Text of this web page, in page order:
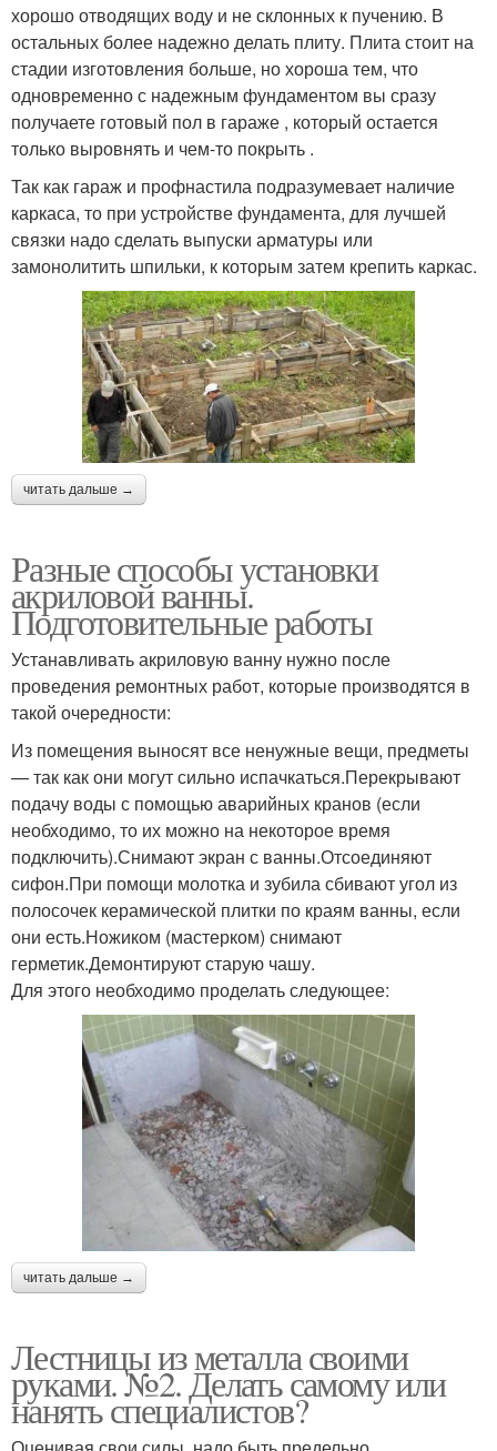
хорошо отводящих воду и не склонных к пучению. В
остальных более надежно делать плиту. Плита стоит на
стадии изготовления больше, но хороша тем, что
одновременно с надежным фундаментом вы сразу
получаете готовый пол в гараже , который остается
только выровнять и чем-то покрыть .
Так как гараж и профнастила подразумевает наличие
каркаса, то при устройстве фундамента, для лучшей
связки надо сделать выпуски арматуры или
замонолитить шпильки, к которым затем крепить каркас.
читать дальше →
Разные способы установки
акриловой ванны.
Подготовительные работы
Устанавливать акриловую ванну нужно после
проведения ремонтных работ, которые производятся в
такой очередности:
Из помещения выносят все ненужные вещи, предметы
— так как они могут сильно испачкаться.Перекрывают
подачу воды с помощью аварийных кранов (если
необходимо, то их можно на некоторое время
подключить).Снимают экран с ванны.Отсоединяют
сифон.При помощи молотка и зубила сбивают угол из
полосочек керамической плитки по краям ванны, если
они есть.Ножиком (мастерком) снимают
герметик.Демонтируют старую чашу.
Для этого необходимо проделать следующее:
читать дальше →
Лестницы из металла своими
руками. №2. Делать самому или
нанять специалистов?